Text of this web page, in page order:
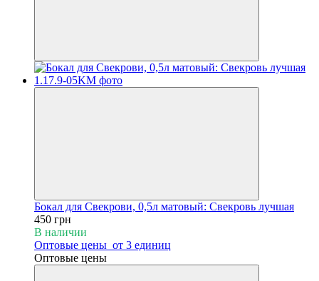
Бокал для Свекрови, 0,5л матовый: Свекровь лучшая
450 грн
В наличии
Оптовые цены от 3 единиц
Оптовые цены